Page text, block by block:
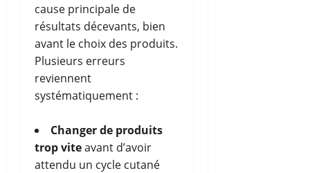
cause principale de
résultats décevants, bien
avant le choix des produits.
Plusieurs erreurs
reviennent
systématiquement :
Changer de produits
trop viteavant d’avoir
attendu un cycle cutané